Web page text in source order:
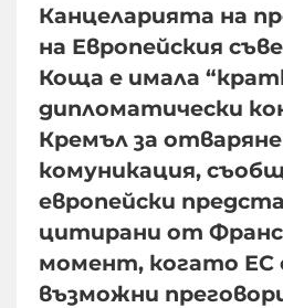
Канцеларията на
на Европейския
Коща е имала
дипломатически
Кремъл за отваряне
комуникация,
европейски
цитирани от Франс
момент, когато ЕС
възможни